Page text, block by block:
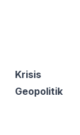
Krisis
Geopolitik